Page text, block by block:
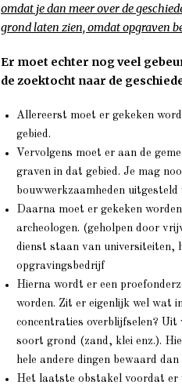
omdat je dan meer over de
grond laten zien, omdat opgraven
Er moet echter nog veel
de zoektocht naar de
Allereerst moet er gekeken
gebied.
Vervolgens moet er aan de
graven in dat gebied. Je mag
bouwwerkzaamheden
Daarna moet er gekeken
archeologen. (geholpen door
dienst staan van universiteiten,
opgravingsbedrijf
Hierna wordt er een
worden. Zit er eigenlijk wel wat
concentraties overblijfselen?
soort grond (zand, klei enz.).
hele andere dingen bewaard dan
Het laatste obstakel voordat er